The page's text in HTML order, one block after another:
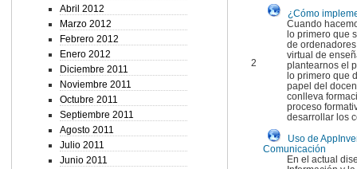
Abril 2012
Marzo 2012
Febrero 2012
Enero 2012
Diciembre 2011
Noviembre 2011
Octubre 2011
Septiembre 2011
Agosto 2011
Julio 2011
Junio 2011
2
¿Cómo
Cuando
lo primero que
de
virtual de
plantearnos el
lo primero que
papel del
conlleva
proceso
desarrollar los
Uso de
Comunicación
En el actual